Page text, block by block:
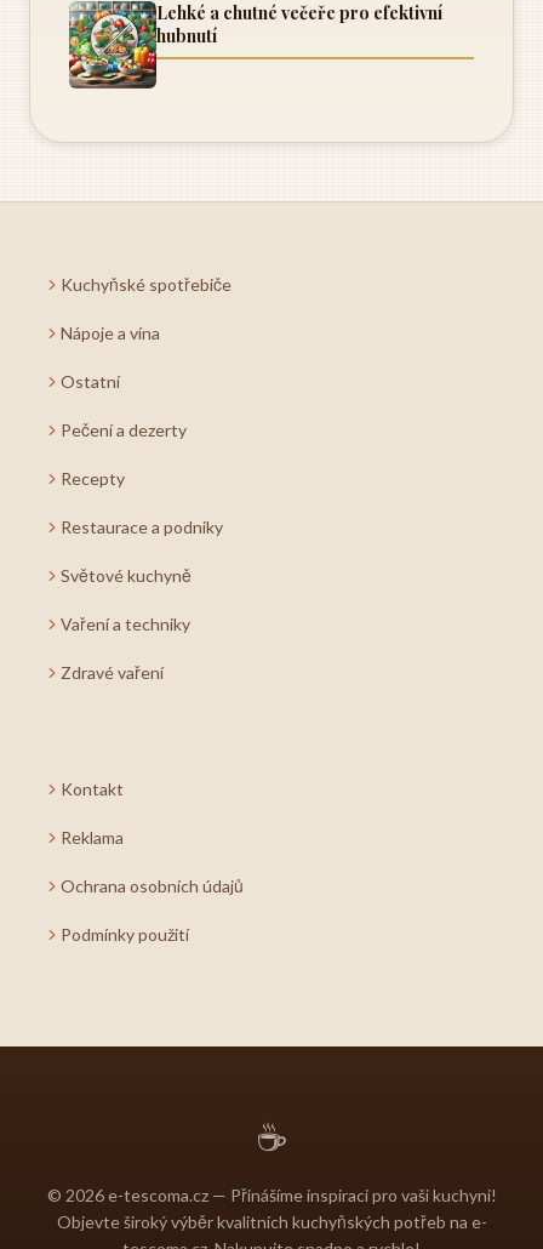
Lehké a chutné večeře pro efektivní
hubnutí
Kuchyňské spotřebiče
Nápoje a vína
Ostatní
Pečení a dezerty
Recepty
Restaurace a podniky
Světové kuchyně
Vaření a techniky
Zdravé vaření
Kontakt
Reklama
Ochrana osobních údajů
Podmínky použití
☕
© 2026 e-tescoma.cz — Přinášíme inspiraci pro vaši kuchyni!
Objevte široký výběr kvalitních kuchyňských potřeb na e-